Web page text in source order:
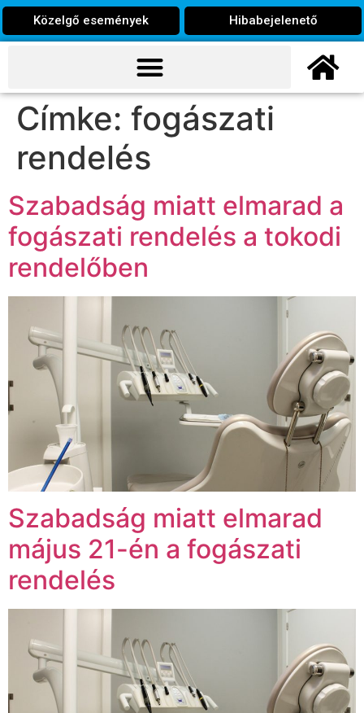
Közelgő események Hibabejelenető
Címke: fogászati
rendelés
Szabadság miatt elmarad a
fogászati rendelés a tokodi
rendelőben
Szabadság miatt elmarad
május 21-én a fogászati
rendelés